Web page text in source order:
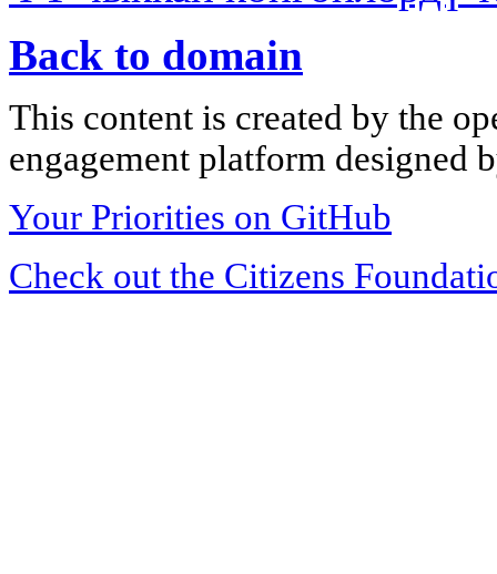
Back to domain
This content is created by the
engagement platform designed
Your Priorities on GitHub
Check out the Citizens